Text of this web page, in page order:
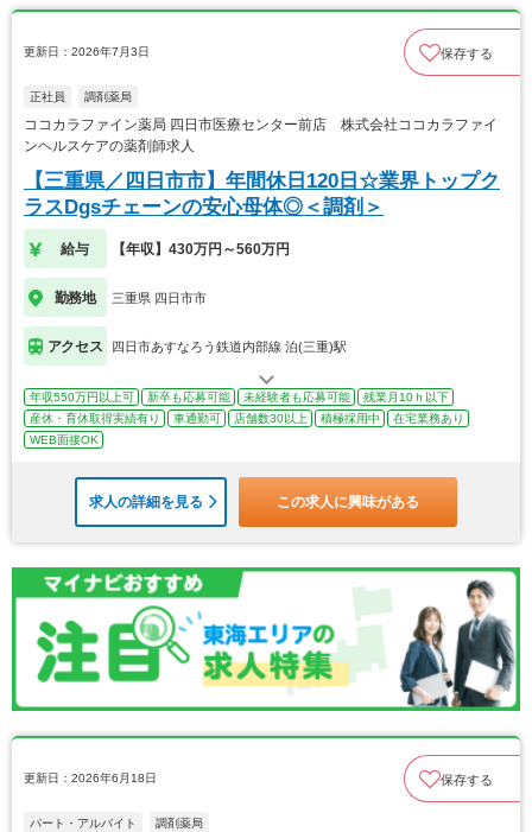
更新日：2026年7月3日 保存する
正社員 調剤薬局
ココカラファイン薬局 四日市医療センター前店 株式会社ココカラファイ
ンヘルスケアの薬剤師求人
【三重県／四日市市】年間休日120日☆業界トップク
ラスDgsチェーンの安心母体◎＜調剤＞
給与 【年収】430万円～560万円
勤務地 三重県 四日市市
アクセス 四日市あすなろう鉄道内部線 泊(三重)駅
年収550万円以上可 新卒も応募可能 未経験者も応募可能
残業月10ｈ以下
産休・育休取得実績有り
車通勤可 店舗数30以上 積極採用中
在宅業務あり
WEB面接OK
求人の詳細を見る この求人に興味がある
更新日：2026年6月18日 保存する
パート・アルバイト 調剤薬局